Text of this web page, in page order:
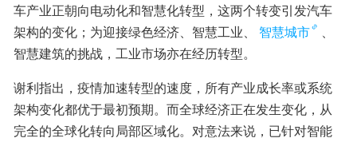
车产业正朝向电动化和智慧化转型，这两个转变引发汽车
架构的变化；为迎接绿色经济、智慧工业、
智慧城市
、
智慧建筑的挑战，工业市场亦在经历转型。
谢利指出，疫情加速转型的速度，所有产业成长率或系统
架构变化都优于最初预期。而全球经济正在发生变化，从
完全的全球化转向局部区域化。对意法来说，已针对智能